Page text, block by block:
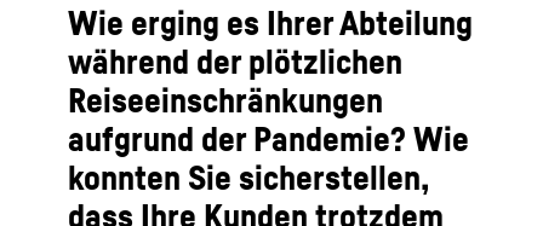
Wie erging es Ihrer Abteilung
während der plötzlichen
Reiseeinschränkungen
aufgrund der Pandemie? Wie
konnten Sie sicherstellen,
dass Ihre Kunden trotzdem